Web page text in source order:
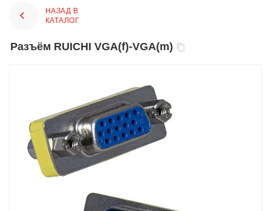
НАЗАД В
КАТАЛОГ
Разъём RUICHI VGA(f)-VGA(m)